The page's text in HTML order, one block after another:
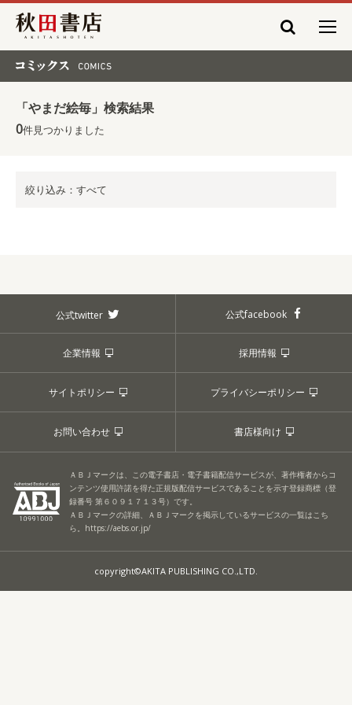
秋田書店
「やまだ絵毎」検索結果
0件見つかりました
絞り込み：すべて
公式twitter 公式facebook
企業情報 採用情報
サイトポリシー プライバシーポリシー
お問い合わせ 書店様向け
ＡＢＪマークは、この電子書店・電子書籍配信サービスが、著作権者からコ
ンテンツ使用許諾を得た正規版配信サービスであることを示す登録商標（登
録番号 第６０９１７１３号）です。
ＡＢＪマークの詳細、ＡＢＪマークを掲示しているサービスの一覧はこち
ら。 https://aebs.or.jp/
copyright©AKITA PUBLISHING CO.,LTD.